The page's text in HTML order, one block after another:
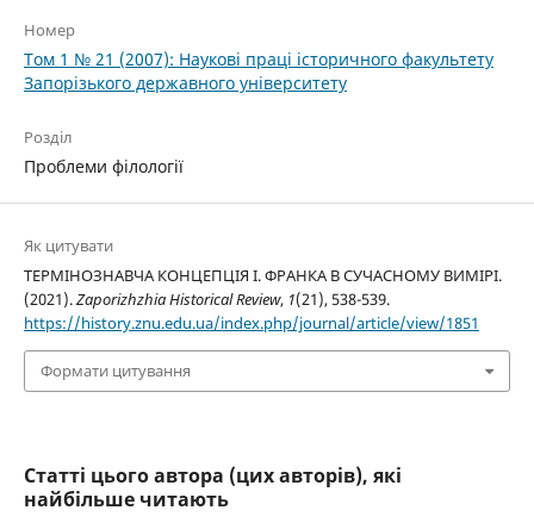
Номер
Том 1 № 21 (2007): Наукові праці історичного факультету
Запорізького державного університету
Розділ
Проблеми філології
Як цитувати
ТЕРМІНОЗНАВЧА КОНЦЕПЦІЯ І. ФРАНКА В СУЧАСНОМУ ВИМІРІ.
(2021).Zaporizhzhia Historical Review, 1(21), 538-539.
https://history.znu.edu.ua/index.php/journal/article/view/1851
Формати цитування
Статті цього автора (цих авторів), які
найбільше читають